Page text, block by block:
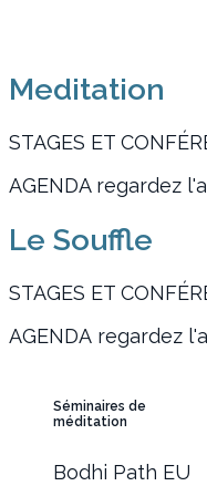
Meditation
STAGES ET
AGENDA regardez
Le Souffle
STAGES ET
AGENDA regardez
Séminaires de
méditation
Bodhi Path EU